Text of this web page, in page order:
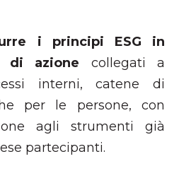
i principi ESG in
di azione collegati a
interni, catene di
per le persone, con
agli strumenti già
partecipanti.